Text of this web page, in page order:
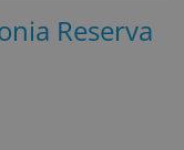
Reserva